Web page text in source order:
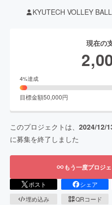
KYUTECH VOLLEY
現在の
4%達成
目標金額50,000円
このプロジェクトは、 2024/12/
に募集を終了しました
もう一度プロジ
ポスト シェア
埋め込み
QRコード